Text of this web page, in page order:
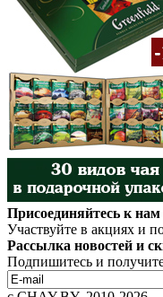
Присоединяйтесь к нам
Участвуйте в акциях и
Рассылка новостей и
Подпишитесь и